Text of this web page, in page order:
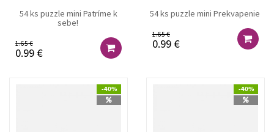
54 ks puzzle mini Patríme k
sebe!
1.65 €
0.99 €
54 ks puzzle mini Prekvapenie
1.65 €
0.99 €
-40% -40%